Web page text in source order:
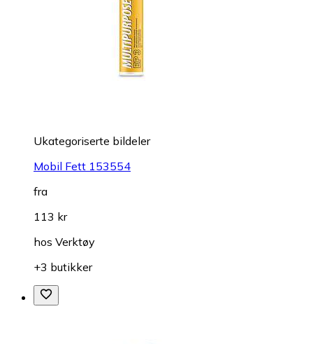
Ukategoriserte bildeler
Mobil Fett 153554
fra
113 kr
hos Verktøy
+3 butikker